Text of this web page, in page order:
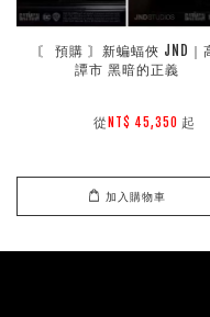
〘 預購 〙新蝙蝠俠 JND｜
譚市 黑暗的正義
        從
NT$ 45,350 起
加入購物車